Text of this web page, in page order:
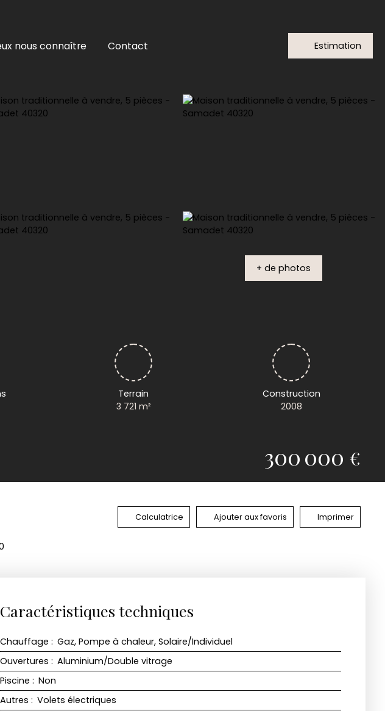
nous connaître Contact Estimation
+ de photos
Terrain
3 721 m²
Construction
2008
300 000 €
Calculatrice Ajouter aux favoris Imprimer
Caractéristiques techniques
Chauffage : Gaz, Pompe à chaleur, Solaire/Individuel
Ouvertures : Aluminium/Double vitrage
Piscine : Non
Autres : Volets électriques